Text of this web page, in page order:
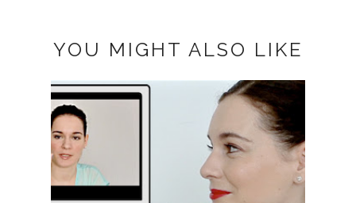
YOU MIGHT ALSO LIKE